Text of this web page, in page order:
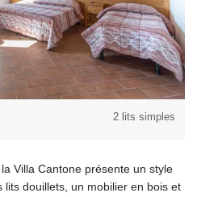
2 lits simples
Villa Cantone présente un style
douillets, un mobilier en bois et